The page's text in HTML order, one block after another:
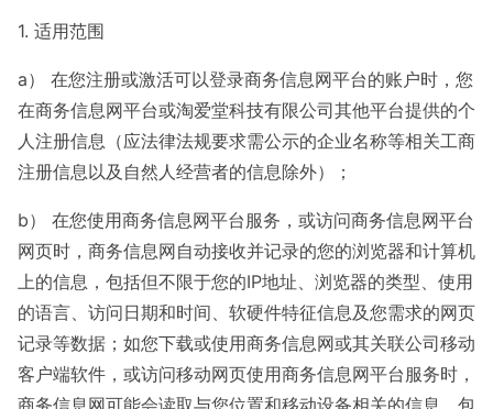
1. 适用范围
a） 在您注册或激活可以登录商务信息网平台的账户时，您
在商务信息网平台或淘爱堂科技有限公司其他平台提供的个
人注册信息（应法律法规要求需公示的企业名称等相关工商
注册信息以及自然人经营者的信息除外）；
b） 在您使用商务信息网平台服务，或访问商务信息网平台
网页时，商务信息网自动接收并记录的您的浏览器和计算机
上的信息，包括但不限于您的IP地址、浏览器的类型、使用
的语言、访问日期和时间、软硬件特征信息及您需求的网页
记录等数据；如您下载或使用商务信息网或其关联公司移动
客户端软件，或访问移动网页使用商务信息网平台服务时，
商务信息网可能会读取与您位置和移动设备相关的信息，包